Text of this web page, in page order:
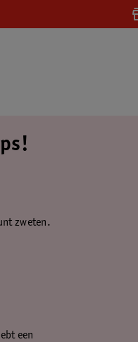
zweten.
een